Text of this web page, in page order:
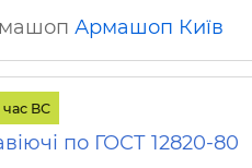
Армашоп Київ
ВС
по ГОСТ 12820-80